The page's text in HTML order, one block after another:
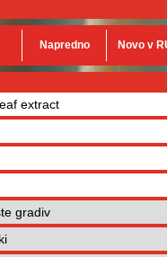
Napredno Novo v